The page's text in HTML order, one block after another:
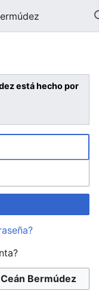
está hecho por
Bermúdez